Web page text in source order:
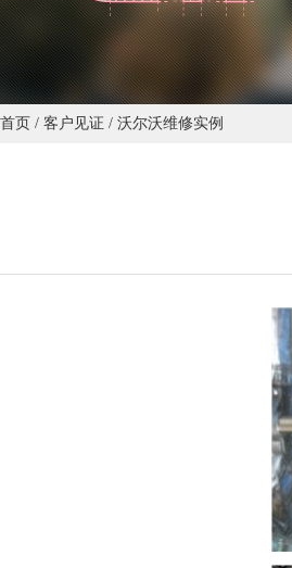
首页 / 客户见证 / 沃尔沃维修实例